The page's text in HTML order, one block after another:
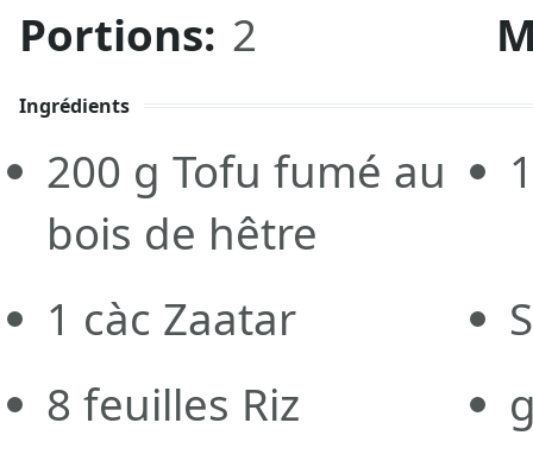
Portions: 2
Ingrédients
200 g Tofu fumé au
bois de hêtre
1 càc Zaatar
8 feuilles Riz